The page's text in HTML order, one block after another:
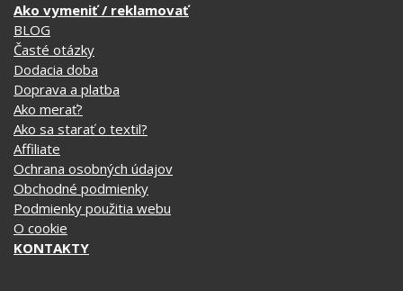
Ako vymeniť / reklamovať
BLOG
Časté otázky
Dodacia doba
Doprava a platba
Ako merať?
Ako sa starať o textil?
Affiliate
Ochrana osobných údajov
Obchodné podmienky
Podmienky použitia webu
O cookie
KONTAKTY